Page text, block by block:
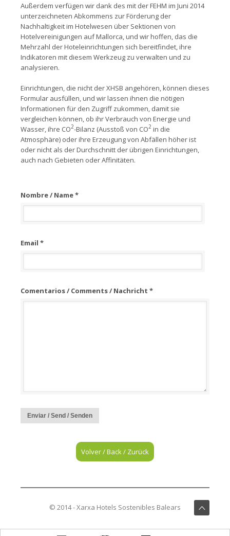
Außerdem verfügen wir dank des mit der FEHM im Juni 2014
unterzeichneten Abkommens zur Förderung der
Nachhaltigkeit im Hotelwesen über Sektionen von
Hotelvereinigungen auf Mallorca, und wir hoffen, das die
Mehrzahl der Hoteleinrichtungen sich bereitfindet, ihre
Indikatoren mit diesem Werkzeug zu verwalten und zu
analysieren.
Einrichtungen, die nicht der XHSB angehören, können dieses
Formular ausfüllen, und wir lassen ihnen die nötigen
Informationen für den Zugriff zukommen, damit sie
vergleichen können, ob ihr Verbrauch von Energie und
Wasser, ihre CO2-Bilanz (Ausstoß von CO2 in die
Atmosphäre) oder ihre Erzeugung von Abfällen höher ist
oder nicht als der Durchschnitt der übrigen Einrichtungen,
auch nach Gebieten oder Affinitäten.
Nombre / Name *
Email *
Comentarios / Comments / Nachricht *
Enviar / Send / Senden
Volver / Back / Zurück
© 2014 - Xarxa Hotels Sostenibles Balears